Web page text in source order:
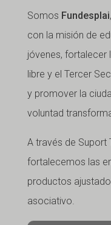
Somos Fundesplai
con la misión de
jóvenes, fortalecer
libre y el Tercer
y promover la
voluntad
A través de
fortalecemos las
productos
asociativo.